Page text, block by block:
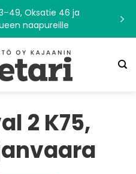
Oksatie 46 ja
naapureille
2 K75,